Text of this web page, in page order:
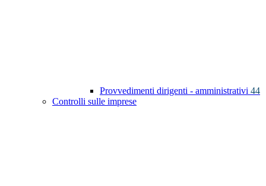
Provvedimenti dirigenti - amministrativi 44
Controlli sulle imprese